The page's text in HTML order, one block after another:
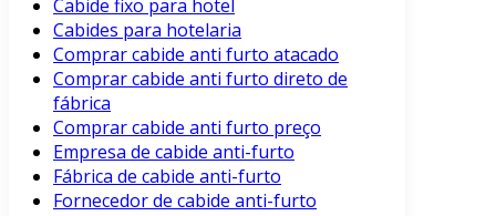
Cabide fixo para hotel
Cabides para hotelaria
Comprar cabide anti furto atacado
Comprar cabide anti furto direto de
fábrica
Comprar cabide anti furto preço
Empresa de cabide anti-furto
Fábrica de cabide anti-furto
Fornecedor de cabide anti-furto